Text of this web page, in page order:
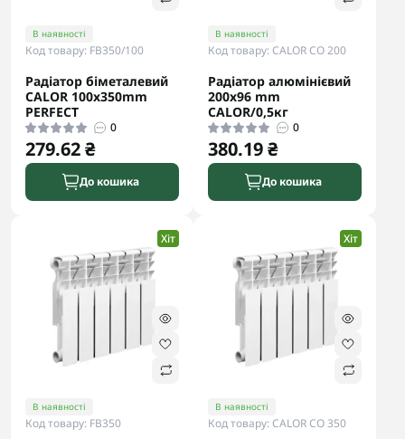
В наявності
Код товару: FB350/100
Радіатор біметалевий
CALOR 100x350mm
PERFECT
0
279.62 ₴
До кошика
В наявності
Код товару: CALOR CO 200
Радіатор алюмінієвий
200x96 mm
CALOR/0,5кг
0
380.19 ₴
До кошика
Хіт
В наявності
Код товару: FB350
Хіт
В наявності
Код товару: CALOR CO 350